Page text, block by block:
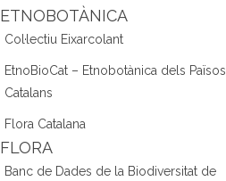
ETNOBOTÀNICA
Col·lectiu Eixarcolant
EtnoBioCat – Etnobotànica dels Països
Catalans
Flora Catalana
FLORA
Banc de Dades de la Biodiversitat de